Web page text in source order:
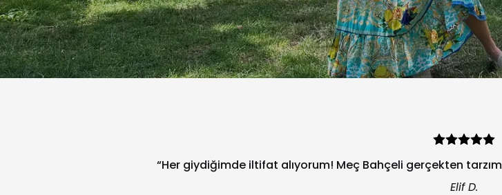
“Her giydiğimde iltifat alıyorum! Meç Bahçeli gerçekten
Elif D.